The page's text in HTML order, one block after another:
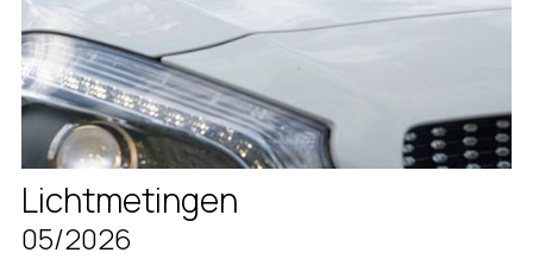
Lichtmetingen
05/2026